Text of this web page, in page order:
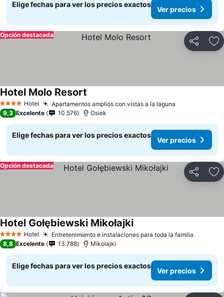
Elige fechas para ver los precios exactos
Ver precios
Compartir
Opción destacada
4 EstrellasHotel Apartamentos amplios con vistas a la laguna
Hotel Molo Resort
9,3 Excelente 10.576 Osiek
Elige fechas para ver los precios exactos
Ver precios
Compartir
Opción destacada
4 EstrellasHotel Entretenimiento e instalaciones para toda la familia
Hotel Gołębiewski Mikołajki
8,8 Excelente 13.788 Mikolajki
Elige fechas para ver los precios exactos
Ver precios